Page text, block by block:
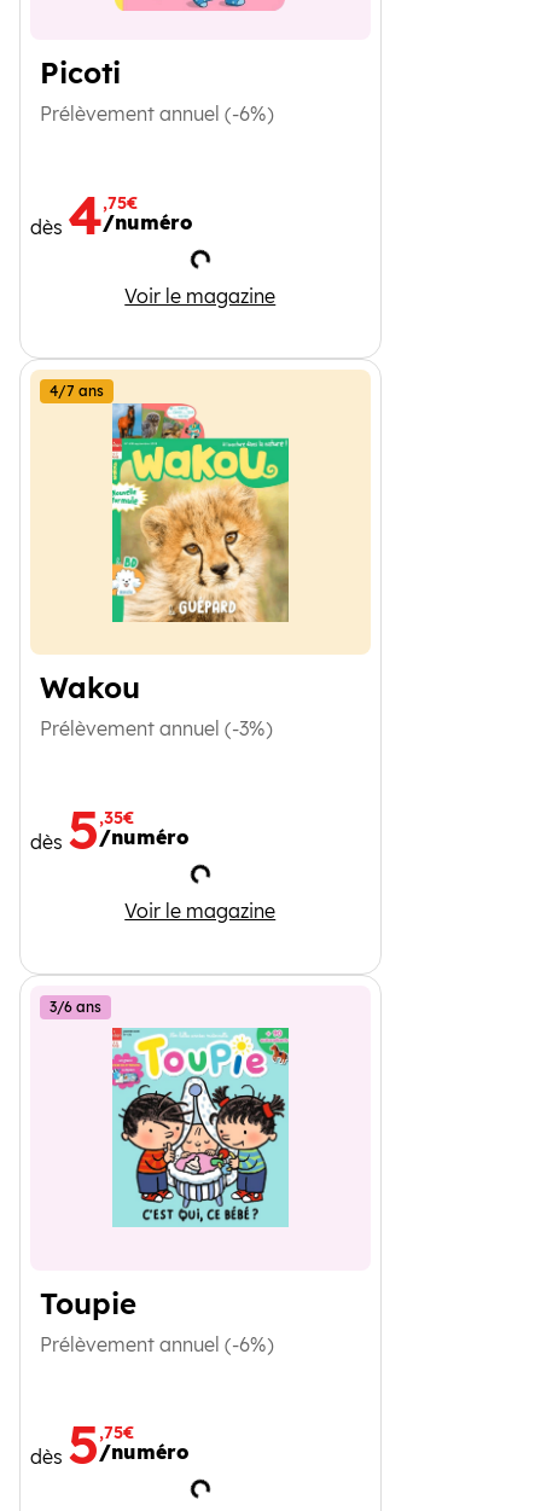
Picoti
Prélèvement annuel (-6%)
dès 4,75€
/numéro
Chargement
Voir le magazine
Picoti
Wakou
4/7 ans
Prélèvement annuel (-3%)
dès 5,35€
/numéro
Chargement
Voir le magazine
Wakou
Toupie
3/6 ans
Prélèvement annuel (-6%)
dès 5,75€
/numéro
Chargement